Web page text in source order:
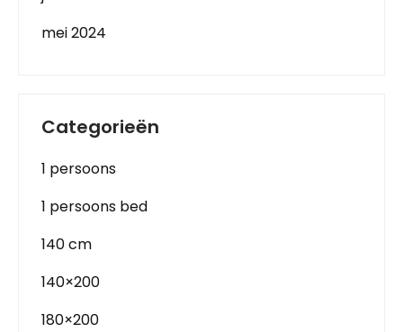
mei 2024
Categorieën
1 persoons
1 persoons bed
140 cm
140×200
180×200